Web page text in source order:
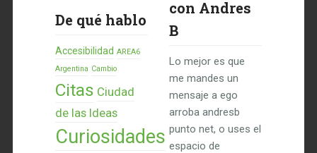
De qué hablo
Accesibilidad AREA6
Argentina Cambio
Citas Ciudad
de las Ideas
Curiosidades
con Andres
B
Lo mejor es que
me mandes un
mensaje a ego
arroba andresb
punto net, o uses el
espacio de